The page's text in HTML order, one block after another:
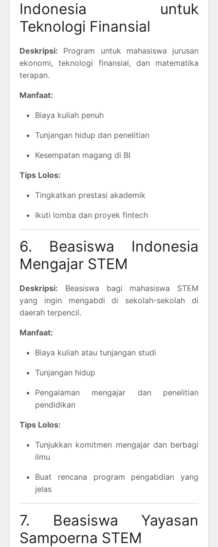
Indonesia untuk
Teknologi Finansial
Deskripsi: Program untuk mahasiswa jurusan
ekonomi, teknologi finansial, dan matematika
terapan.
Manfaat:
Biaya kuliah penuh
Tunjangan hidup dan penelitian
Kesempatan magang di BI
Tips Lolos:
Tingkatkan prestasi akademik
Ikuti lomba dan proyek fintech
6. Beasiswa Indonesia
Mengajar STEM
Deskripsi: Beasiswa bagi mahasiswa STEM
yang ingin mengabdi di sekolah-sekolah di
daerah terpencil.
Manfaat:
Biaya kuliah atau tunjangan studi
Tunjangan hidup
Pengalaman mengajar dan penelitian
pendidikan
Tips Lolos:
Tunjukkan komitmen mengajar dan berbagi
ilmu
Buat rencana program pengabdian yang
jelas
7. Beasiswa Yayasan
Sampoerna STEM